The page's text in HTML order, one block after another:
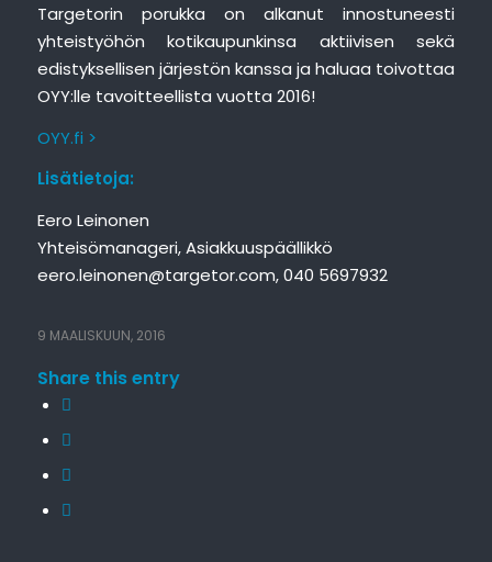
Targetorin porukka on alkanut innostuneesti
yhteistyöhön kotikaupunkinsa aktiivisen sekä
edistyksellisen järjestön kanssa ja haluaa toivottaa
OYY:lle tavoitteellista vuotta 2016!
OYY.fi >
Lisätietoja:
Eero Leinonen
Yhteisömanageri, Asiakkuuspäällikkö
eero.leinonen@targetor.com, 040 5697932
9 MAALISKUUN, 2016
Share this entry